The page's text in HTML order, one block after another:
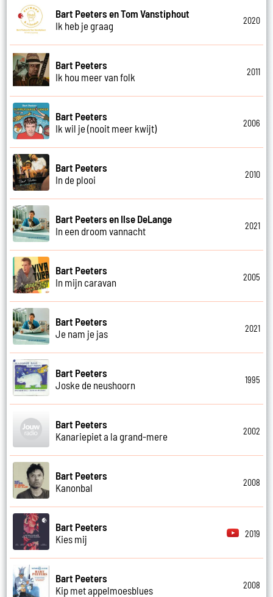
Bart Peeters en Tom Vanstiphout
Ik heb je graag
2020
Bart Peeters
Ik hou meer van folk
2011
Bart Peeters
Ik wil je (nooit meer kwijt)
2006
Bart Peeters
In de plooi
2010
Bart Peeters en Ilse DeLange
In een droom vannacht
2021
Bart Peeters
In mijn caravan
2005
Bart Peeters
Je nam je jas
2021
Bart Peeters
Joske de neushoorn
1995
Bart Peeters
Kanariepiet a la grand-mere
2002
Bart Peeters
Kanonbal
2008
Bart Peeters
Kies mij
2019
Bart Peeters
Kip met appelmoesblues
2008